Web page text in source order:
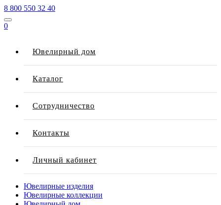
8 800 550 32 40
0
Ювелирный дом
Каталог
Сотрудничество
Контакты
Личный кабинет
Ювелирные изделия
Ювелирные коллекции